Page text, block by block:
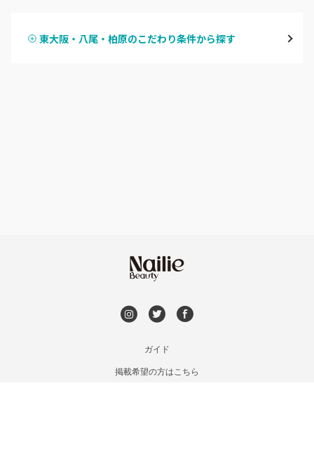
ハンドスカルプ
東大阪・八尾・柏原のこだわり条件から探す
ガイド
掲載希望の方はこちら